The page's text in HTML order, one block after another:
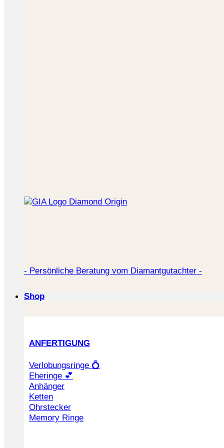
- Persönliche Beratung vom Diamantgutachter -
Shop
ANFERTIGUNG
Verlobungsringe 💍
Eheringe 💕
Anhänger
Ketten
Ohrstecker
Memory Ringe